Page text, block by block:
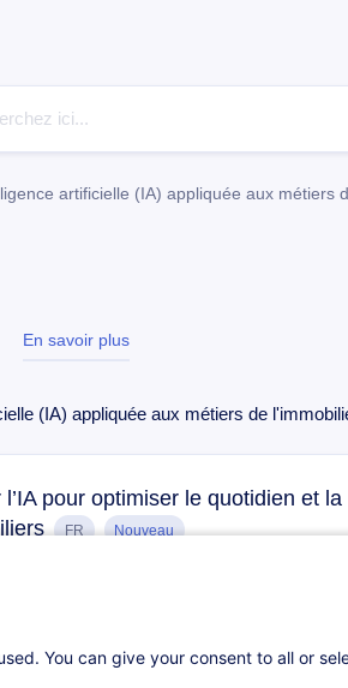
artificielle (IA) appliquée aux métiers
En savoir plus
test
(IA) appliquée aux métiers de
l’IA pour optimiser le quotidien et
FR Nouveau
You can give your consent to all or